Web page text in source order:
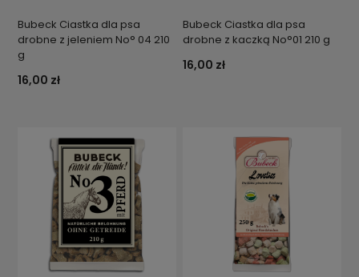
Bubeck Ciastka dla psa
drobne z jeleniem No° 04 210
g
16,00 zł
Bubeck Ciastka dla psa
drobne z kaczką No°01 210 g
16,00 zł